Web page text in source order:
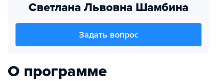
Светлана Львовна Шамбина
Задать вопрос
О программе